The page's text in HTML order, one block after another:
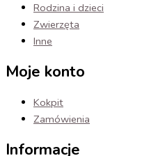
Rodzina i dzieci
Zwierzęta
Inne
Moje konto
Kokpit
Zamówienia
Informacje